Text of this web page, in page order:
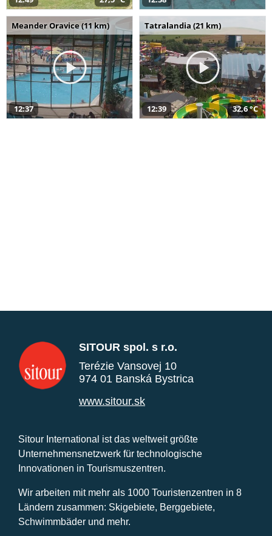
Meander Oravice (11 km)
12:37
Tatralandia (21 km)
12:39 32,6 °C
SITOUR spol. s r.o.
Terézie Vansovej 10
974 01 Banská Bystrica
www.sitour.sk
Sitour International ist das weltweit größte
Unternehmensnetzwerk für technologische
Innovationen in Tourismuszentren.
Wir arbeiten mit mehr als 1000 Touristenzentren in 8
Ländern zusammen: Skigebiete, Berggebiete,
Schwimmbäder und mehr.